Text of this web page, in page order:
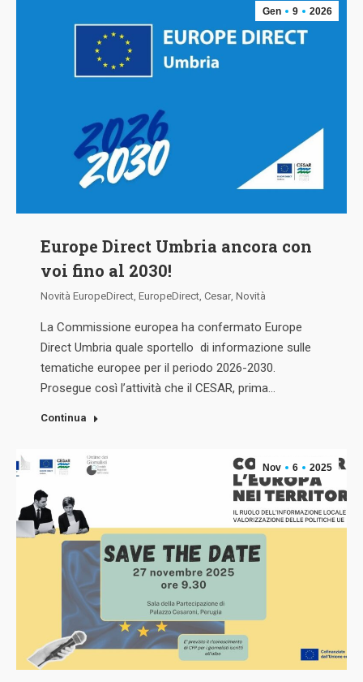
Gen 9 2026
Europe Direct Umbria ancora con
voi fino al 2030!
Novità EuropeDirect, EuropeDirect, Cesar, Novità
La Commissione europea ha confermato Europe
Direct Umbria quale sportello di informazione sulle
tematiche europee per il periodo 2026-2030.
Prosegue così l’attività che il CESAR, prima…
Continua
Nov 6 2025